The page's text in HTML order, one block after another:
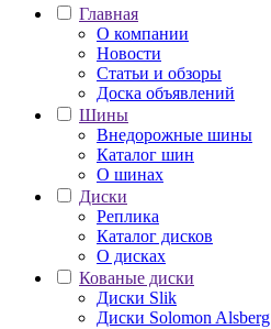
Главная
О компании
Новости
Статьи и обзоры
Доска объявлений
Шины
Внедорожные шины
Каталог шин
О шинах
Диски
Реплика
Каталог дисков
О дисках
Кованые диски
Диски Slik
Диски Solomon Alsberg